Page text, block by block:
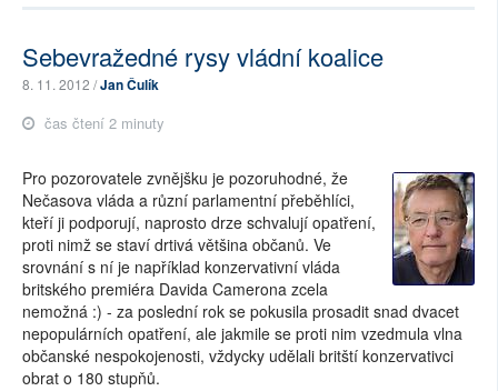
Sebevražedné rysy vládní koalice
8. 11. 2012 /Jan Čulík
čas čtení 2 minuty
Pro pozorovatele zvnějšku je pozoruhodné, že
Nečasova vláda a různí parlamentní přeběhlíci,
kteří ji podporují, naprosto drze schvalují opatření,
proti nimž se staví drtivá většina občanů. Ve
srovnání s ní je například konzervativní vláda
britského premiéra Davida Camerona zcela
nemožná :) - za poslední rok se pokusila prosadit snad dvacet
nepopulárních opatření, ale jakmile se proti nim vzedmula vlna
občanské nespokojenosti, vždycky udělali britští konzervativci
obrat o 180 stupňů.